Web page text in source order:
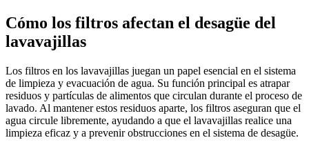
Cómo los filtros afectan el desagüe del
lavavajillas
Los filtros en los lavavajillas juegan un papel esencial en el sistema
de limpieza y evacuación de agua. Su función principal es atrapar
residuos y partículas de alimentos que circulan durante el proceso de
lavado. Al mantener estos residuos aparte, los filtros aseguran que el
agua circule libremente, ayudando a que el lavavajillas realice una
limpieza eficaz y a prevenir obstrucciones en el sistema de desagüe.